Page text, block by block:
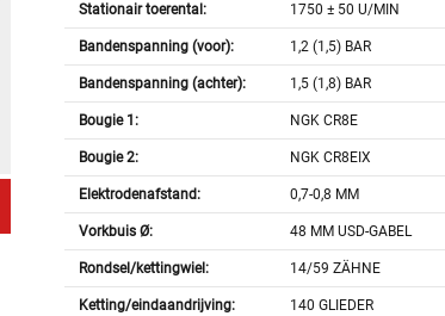
Stationair toerental: 1750 ± 50 U/MIN
Bandenspanning (voor): 1,2 (1,5) BAR
Bandenspanning (achter): 1,5 (1,8) BAR
Bougie 1: NGK CR8E
Bougie 2: NGK CR8EIX
Elektrodenafstand: 0,7-0,8 MM
Vorkbuis Ø: 48 MM USD-GABEL
Rondsel/kettingwiel: 14/59 ZÄHNE
Ketting/eindaandrijving: 140 GLIEDER